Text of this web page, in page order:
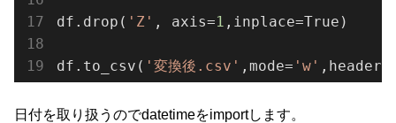
df.drop( 'Z' , axis=1 ,inplace=True)
df.to_csv( '変換後.csv' ,mode= 'w'
日付を取り扱うのでdatetimeをimportします。